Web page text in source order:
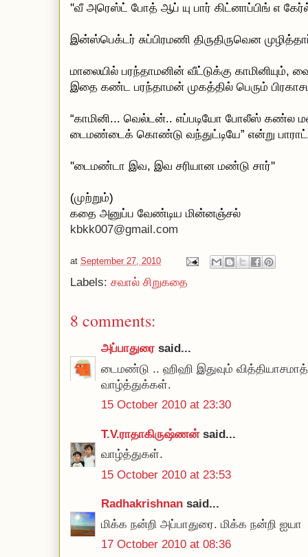
''வீ அரெஸ்ட் போத் ஆப் யு பார் கிட்னாப்பிங் எ
இன்ஸ்பெக்டர் சுப்பிரமணி திருதிருவென
மாலையில் பரந்தாமனின் வீட்டுக்கு காமினியும்,
இதை கண்ட பரந்தாமன் முகத்தில் பெரும்
“காமினி... வெல்டன்.. எப்படியோ போலீஸ் கண்ல
டைமண்டைக் கொண்டு வந்துட்டியே” என்று
''டைமண்டா இவ, இவ சரியான மண்டு சார்''
(முற்றும்)
கதை அனுப்ப வேண்டிய மின்னஞ்சல்
kbkk007@gmail.com
at September 27, 2010
Labels: சவால் சிறுகதை
8 comments:
அப்பாதுரை said...
டைமண்டு .. ஹிஹி இதுவும்
வாழ்த்துக்கள்.
15 October 2010 at 23:30
T.V.ராதாகிருஷ்ணன்said...
வாழ்த்துகள்.
15 October 2010 at 23:53
Radhakrishnan said...
மிக்க நன்றி அப்பாதுரை. மிக்க நன்றி ஐயா
17 October 2010 at 08:36